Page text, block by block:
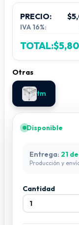
PRECIO:
IVA 16%:
TOTAL:
Otras
tm
Disponible
Entrega: 21
Producción y
Cantidad